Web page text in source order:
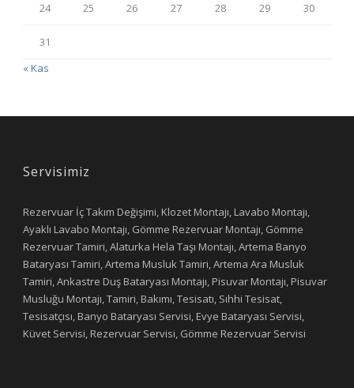
24 25 26 27 28 29 30
31
« Kas
Servisimiz
Rezervuar İç Takım Değişimi, Klozet Montajı, Lavabo Montajı,
Ayaklı Lavabo Montajı, Gömme Rezervuar Montajı, Gömme
Rezervuar Tamiri, Alaturka Hela Taşı Montajı, Artema Banyo
Bataryası Tamiri, Artema Musluk Tamiri, Artema Ara Musluk
Tamiri, Ankastre Duş Bataryası Montajı, Pisuvar Montajı, Pisuvar
Musluğu Montajı, Tamiri, Bakımı, Tesisatı, Sıhhi Tesisat,
Tesisatçısı, Banyo Bataryası Servisi, Evye Bataryası Servisi,
Küvet Servisi, Rezervuar Servisi, Gömme Rezervuar Servisi